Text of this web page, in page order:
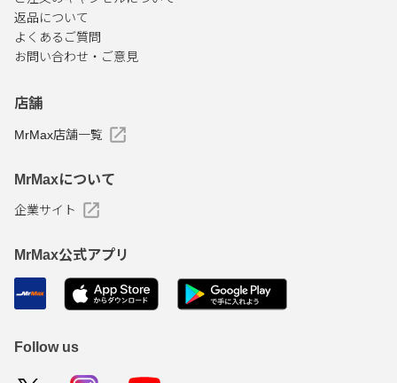
返品について
よくあるご質問
お問い合わせ・ご意見
店舗
MrMax店舗一覧
MrMaxについて
企業サイト
MrMax公式アプリ
Follow us